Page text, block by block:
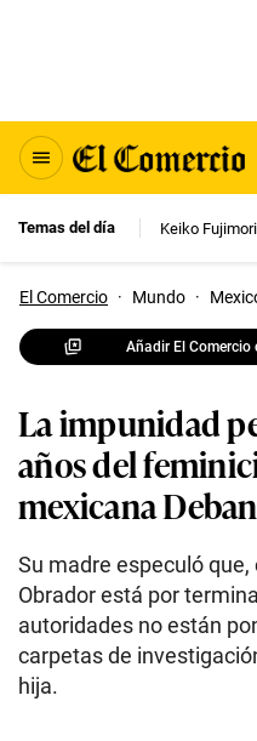
Temas del día Keiko Fujimori
El Comercio · Mundo ·
Añadir El Comercio
La impunidad
años del
mexicana
Su madre especuló
Obrador está por
autoridades no están
carpetas de
hija.